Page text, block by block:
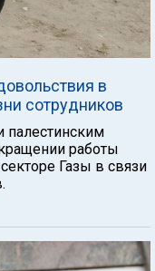
в
сотрудников
палестинским
работы
Газы в связи